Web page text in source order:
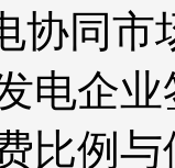
协同
电企
比例